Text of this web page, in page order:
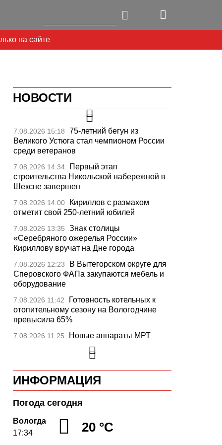
на сайте
НОВОСТИ
7.08.2026 15:18
75-летний бегун из
Великого Устюга стал чемпионом России
среди ветеранов
7.08.2026 14:34
Первый этап
строительства Никольской набережной в
Шексне завершен
7.08.2026 14:00
Кириллов с размахом
отметит свой 250-летний юбилей
7.08.2026 13:35
Знак столицы
«Серебряного ожерелья России»
Кириллову вручат на Дне города
7.08.2026 12:23
В Вытегорском округе для
Сперовского ФАПа закупаются мебель и
оборудование
7.08.2026 11:42
Готовность котельных к
отопительному сезону на Вологодчине
превысила 65%
7.08.2026 11:25
Новые аппараты МРТ
установят в двух медучреждениях
Вологодской области
7.08.2026 10:41 В Устюжне отметят 774-
летие города фестивалем кузнечного
мастерства
7.08.2026 10:18 Вологодская область
уверенно шагает в цифровое будущее
7.08.2026 09:49
На Вологодчине подвели
ИНФОРМАЦИЯ
Погода сегодня
Вологда
17:34
20 °C